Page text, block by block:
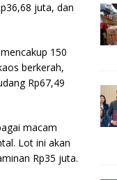
juta, dan
150
berkerah,
Rp67,49
macam
Lot ini akan
Rp35 juta.